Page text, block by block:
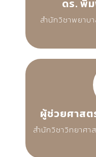
ดร. พิ
สำนักวิชาพยาบ
ผู้ช่วยศาสต
สำนักวิชาวิทยาศ